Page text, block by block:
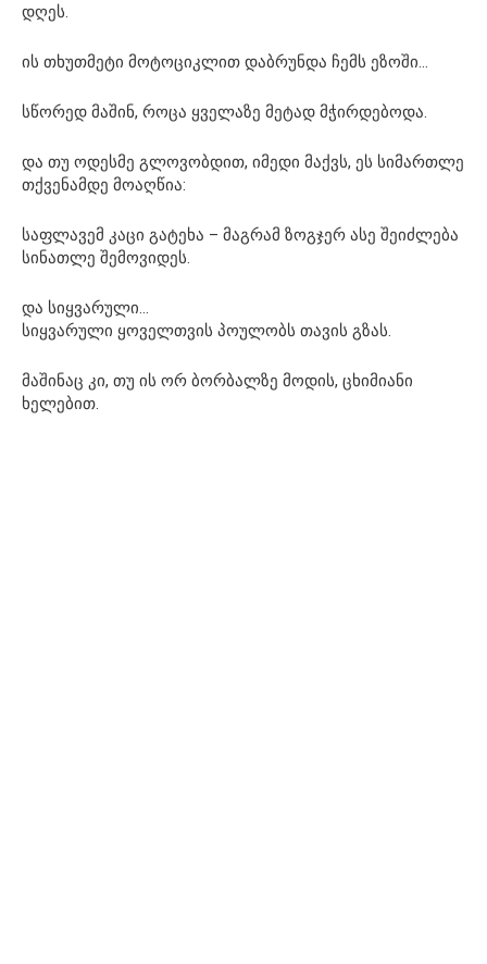
დღეს.
ის თხუთმეტი მოტოციკლით დაბრუნდა ჩემს ეზოში…
სწორედ მაშინ, როცა ყველაზე მეტად მჭირდებოდა.
და თუ ოდესმე გლოვობდით, იმედი მაქვს, ეს სიმართლე
თქვენამდე მოაღწია:
საფლავემ კაცი გატეხა – მაგრამ ზოგჯერ ასე შეიძლება
სინათლე შემოვიდეს.
და სიყვარული…
სიყვარული ყოველთვის პოულობს თავის გზას.
მაშინაც კი, თუ ის ორ ბორბალზე მოდის, ცხიმიანი
ხელებით.